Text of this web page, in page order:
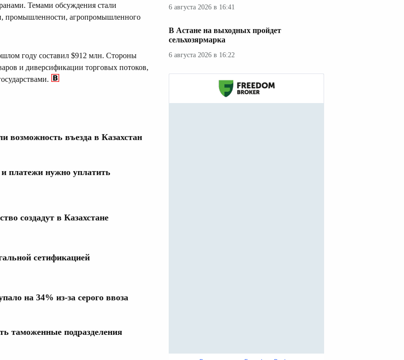
Темами обсуждения стали
промышленности, агропромышленного
году составил $912 млн. Стороны
и диверсификации торговых потоков,
возможность въезда в Казахстан
и платежи нужно уплатить
создадут в Казахстане
сетификацией
на 34% из-за серого ввоза
таможенные подразделения
6 августа 2026 в 16:41
В Астане на выходных пройдет
сельхозярмарка
6 августа 2026 в 16:22